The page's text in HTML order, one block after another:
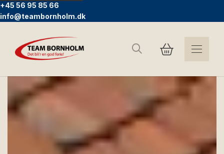
+45 56 95 85 66
info@teambornholm.dk
Suchen